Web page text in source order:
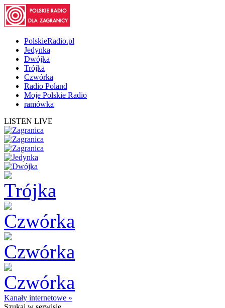
PolskieRadio.pl
Jedynka
Dwójka
Trójka
Czwórka
Radio Poland
Moje Polskie Radio
ramówka
LISTEN LIVE
Kanały internetowe »